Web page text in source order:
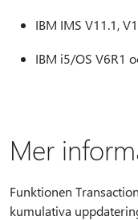
IBM IMS V11.1,
IBM i5/OS V6R1
Mer
Funktionen
kumulativa